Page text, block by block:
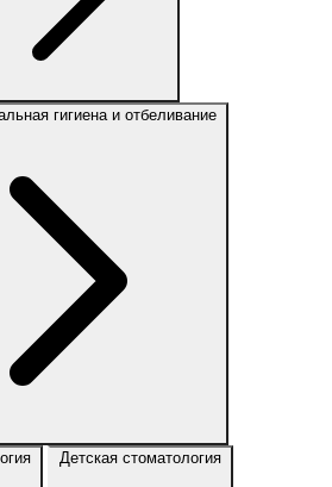
гигиена и отбеливание
Детская стоматология